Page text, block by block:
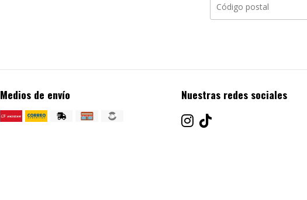
Medios de envío Nuestras redes sociales